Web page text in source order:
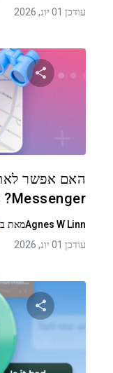
עודכן 01 יונ, 2026
האם אפשר
Messenger? מה פייסבוק…
Agnes W Linnמאת ב
עודכן 01 יונ, 2026